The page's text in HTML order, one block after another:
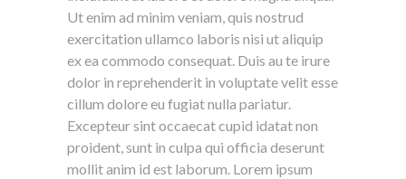
Ut enim ad minim veniam, quis nostrud
exercitation ullamco laboris nisi ut aliquip
ex ea commodo consequat. Duis au te irure
dolor in reprehenderit in voluptate velit esse
cillum dolore eu fugiat nulla pariatur.
Excepteur sint occaecat cupid idatat non
proident, sunt in culpa qui officia deserunt
mollit anim id est laborum. Lorem ipsum